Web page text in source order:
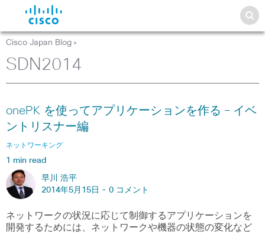
Cisco Japan Blog >
SDN2014
onePK を使ってアプリケーションを作る – イベ
ントリスナー編
ネットワーキング
1 min read
早川 浩平
2014年5月15日 - 0 コメント
ネットワークの状況に応じて制御するアプリケーションを
開発するためには、ネットワークや機器の状態の変化など